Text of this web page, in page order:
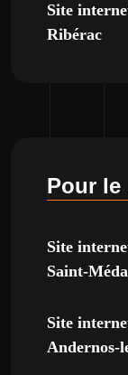
Site
Ribérac
Pour le
Site
Saint-
Site
Andernos-